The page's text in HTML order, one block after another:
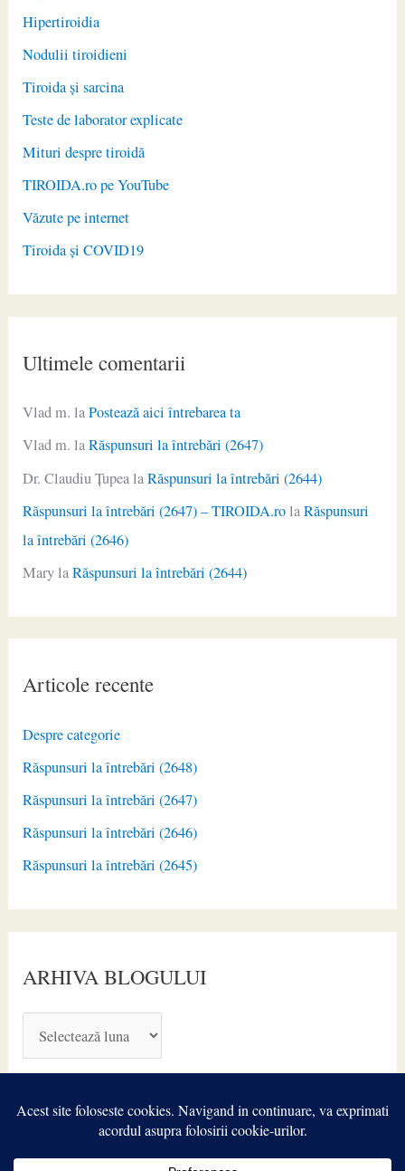
Hipertiroidia
Nodulii tiroidieni
Tiroida și sarcina
Teste de laborator explicate
Mituri despre tiroidă
TIROIDA.ro pe YouTube
Văzute pe internet
Tiroida și COVID19
Ultimele comentarii
Vlad m. laPostează aici întrebarea ta
Vlad m. laRăspunsuri la întrebări (2647)
Dr. Claudiu ŢupealaRăspunsuri la întrebări (2644)
Răspunsuri la întrebări (2647) – TIROIDA.rolaRăspunsuri
la întrebări (2646)
MarylaRăspunsuri la întrebări (2644)
Articole recente
Despre categorie
Răspunsuri la întrebări (2648)
Răspunsuri la întrebări (2647)
Răspunsuri la întrebări (2646)
Răspunsuri la întrebări (2645)
ARHIVA BLOGULUI
R
I